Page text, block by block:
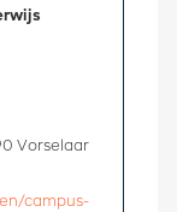
Vorselaar
campus-